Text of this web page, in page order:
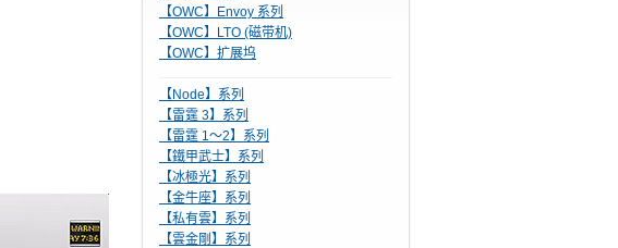
【OWC】Envoy 系列
【OWC】LTO (磁带机)
【OWC】扩展坞
【Node】系列
【雷霆 3】系列
【雷霆 1～2】系列
【鐵甲武士】系列
【冰極光】系列
【金牛座】系列
【私有雲】系列
【雲金剛】系列